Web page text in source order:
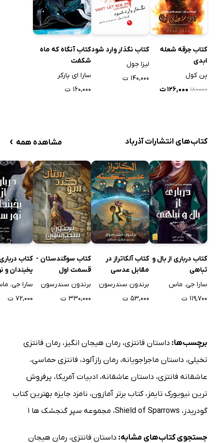
کتاب جرقه شعله
ابدی
پن کول
۱۸۰۰۰۰ ۱۲۶,۰۰۰ ت
کتاب نگذار وارد شود
لیزا جول
۱۴۰,۰۰۰ ت
کتاب آنگاه که ماه
شکفت
سارا ای پارکر
۱۶۰,۰۰۰ ت
کتاب‌های انتشارات آذرباد مشاهده همه ›
کتاب درباری از بال و
تباهی
سارا جی. ماس
۱۱۹,۷۰۰ ت
کتاب آلکاتراز در
مقابل عدسی
شکسته
برندون سندرسون
۵۳,۰۰۰ ت
کتاب سوگندستان -
قسمت اول
برندون سندرسون
۳۳۰,۰۰۰ ت
کتاب
یخبندان و
سارا جی.
۷۲,۰۰۰ ت
برچسب‌ها: داستان فانتزی، رمان هیجان انگیز ، رمان فانتزی
تخیلی، داستان ماجراجویانه، رمان رازآلود، فانتزی حماسی،
عاشقانه فانتزی، داستان عاشقانه، ادبیات آمریکا، پرفروش
ترین نیویورک تایمز ،کتاب برتر آمازون، نامزد جایزه بهترین کتاب
گودریدز ، Shield of Sparrows، مجموعه سپر گنجشک ها 1
جستجوی کتاب‌های مشابه: داستان فانتزی، رمان هیجان